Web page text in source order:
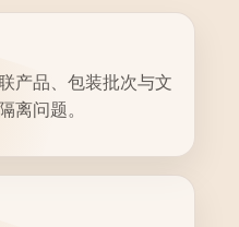
产品、包装批次与文
问题。